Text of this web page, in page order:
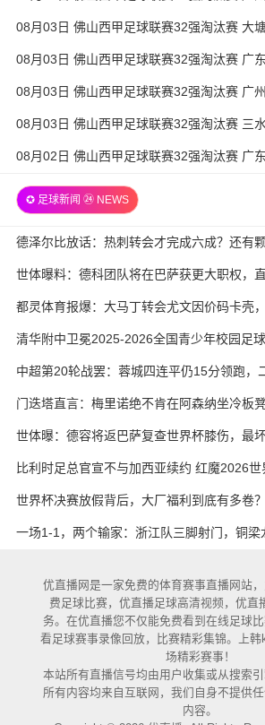
全场录像
08月03日 佛山西甲足球联赛32强淘汰赛 大
得 全场录像
08月03日 佛山西甲足球联赛32强淘汰赛 广
技 全场录像
08月03日 佛山西甲足球联赛32强淘汰赛 广
模 全场录像
08月03日 佛山西甲足球联赛32强淘汰赛 三
国澳门澳科精英 全场录像
08月02日 佛山西甲足球联赛32强淘汰赛 广
✪ 足球新闻 ㉔ NEWS
德泽尔比放话：热刺转会才完成六成？还有
世体曝料：德科团队将在巴萨获更大职权，
都灵体育报爆：大马丁转会尤文因价码卡壳
艳与维卡里奥
清华附中卫冕2025-2026全国青少年校园足
中超第20轮战罢：蓉城四连平仍15分领跑，
门迭塔直言：梅里诺绝不肯在阿森纳坐冷板
考虑另寻出路
世体曝：德容将返巴萨复查世界杯膝伤，最
比利时足总官宣不与加西亚续约 红魔2026
世界杯决赛放假背后，大厂福利到底有多卷？
一场1-1，两个输家：浙江队三脚射门，铜梁
优直播网是一家免费的体育赛事直播网站
费足球比赛，优直播足球高清视频，优直
务。在优直播您不仅能免费看到在线足球
看足球赛事录像回放，比赛精彩集锦。上
场精彩赛事！
本站所有直播信号均由用户收集或从搜索引
所有内容均来自互联网，我们自身不提供
内容。